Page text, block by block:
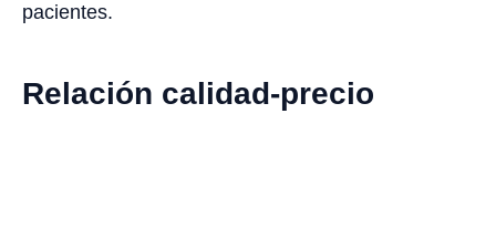
pacientes.
Relación calidad-precio